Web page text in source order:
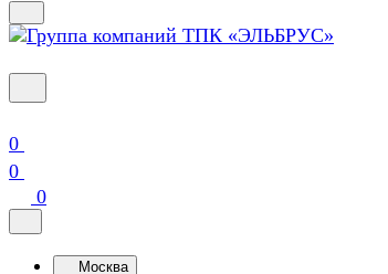
0
0
0
Москва